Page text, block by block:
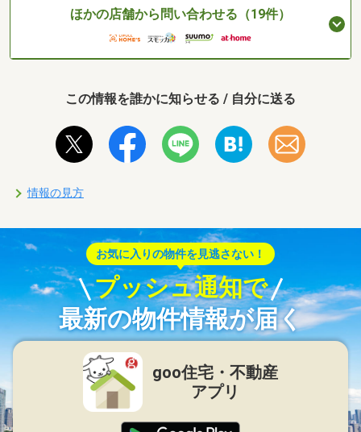
ほかの店舗から問い合わせる（19件）
この情報を誰かに知らせる / 自分に送る
情報の見方
お気に入りの物件を見逃さない！
プッシュ通知で
最新の物件情報が届く
goo住宅・不動産
アプリ